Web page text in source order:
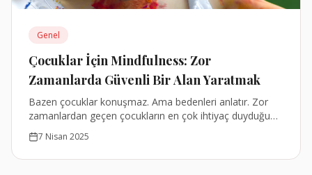
Genel
Çocuklar İçin Mindfulness: Zor
Zamanlarda Güvenli Bir Alan Yaratmak
Bazen çocuklar konuşmaz. Ama bedenleri anlatır. Zor
zamanlardan geçen çocukların en çok ihtiyaç duyduğu
şey, onların dünyasına şefkatli bir tanıklıkla yaklaşabilen
yetişkinlerdir.
7 Nisan 2025